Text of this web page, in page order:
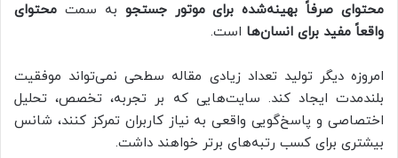
محتوای صرفاً بهینه‌شده برای موتور جستجو به سمت محتوای
واقعاً مفید برای انسان‌ها است.
امروزه دیگر تولید تعداد زیادی مقاله سطحی نمی‌تواند موفقیت
بلندمدت ایجاد کند. سایت‌هایی که بر تجربه، تخصص، تحلیل
اختصاصی و پاسخ‌گویی واقعی به نیاز کاربران تمرکز کنند، شانس
بیشتری برای کسب رتبه‌های برتر خواهند داشت.